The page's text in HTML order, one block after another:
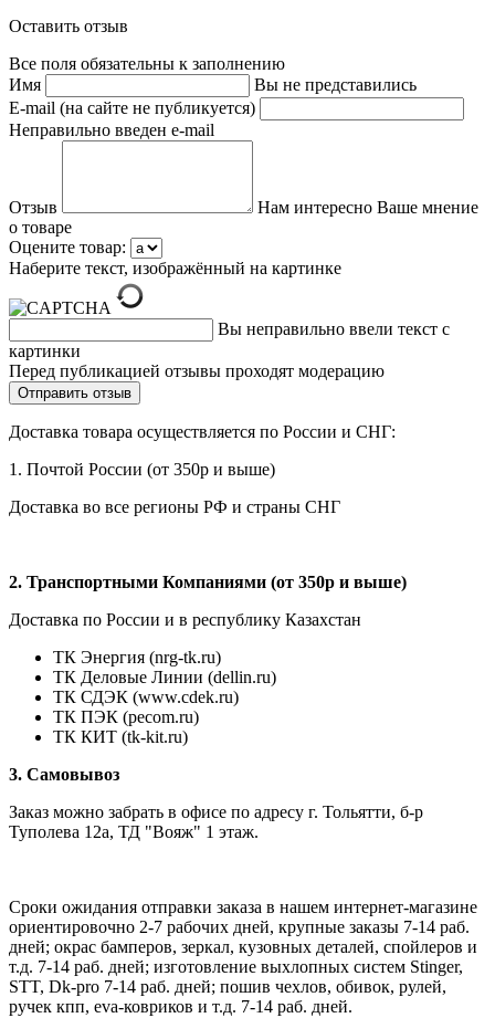
Оставить отзыв
Все поля обязательны к заполнению
Имя
Вы не представились
E-mail (на сайте не публикуется)
Неправильно введен e-mail
Отзыв
Нам интересно Ваше мнение
о товаре
Оцените товар:
Наберите текст, изображённый на картинке
Вы неправильно ввели текст с
картинки
Перед публикацией отзывы проходят модерацию
Доставка товара осуществляется по России и СНГ:
1. Почтой России (от 350р и выше)
Доставка во все регионы РФ и страны СНГ
2. Транспортными Компаниями (от 350р и выше)
Доставка по России и в республику Казахстан
ТК Энергия (nrg-tk.ru)
ТК Деловые Линии (dellin.ru)
ТК СДЭК (www.cdek.ru)
ТК ПЭК (pecom.ru)
ТК КИТ (tk-kit.ru)
3. Самовывоз
Заказ можно забрать в офисе по адресу г. Тольятти, б-р
Туполева 12а, ТД "Вояж" 1 этаж.
Сроки ожидания отправки заказа в нашем интернет-магазине
ориентировочно 2-7 рабочих дней, крупные заказы 7-14 раб.
дней; окрас бамперов, зеркал, кузовных деталей, спойлеров и
т.д. 7-14 раб. дней; изготовление выхлопных систем Stinger,
STT, Dk-pro 7-14 раб. дней; пошив чехлов, обивок, рулей,
ручек кпп, eva-ковриков и т.д. 7-14 раб. дней.